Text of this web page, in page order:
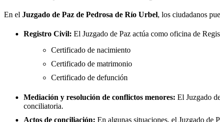
En el Juzgado de Paz de Pedrosa de Río Urbel, los ciudadanos
Registro Civil: El Juzgado de Paz actúa como oficina de
Certificado de nacimiento
Certificado de matrimonio
Certificado de defunción
Mediación y resolución de conflictos menores: El Juzgado
conciliatoria.
Actos de conciliación: En algunas situaciones, el Juzgado de